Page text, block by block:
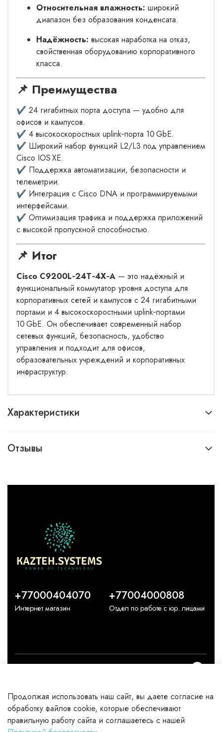
Относительная влажность: широкий
диапазон без образования конденсата.
Надёжность: высокая наработка на отказ,
свойственная оборудованию корпоративного
класса.
📌 Преимущества
✔ 24 гигабитных порта доступа — удобно для
офисов и кампусов.
✔ 4 высокоскоростных uplink‑порта 10 GbE.
✔ Широкий набор функций L2/L3 под управлением
Cisco IOS XE.
✔ Поддержка автоматизации, безопасности и
телеметрии.
✔ Интеграция с Cisco DNA и программируемыми
интерфейсами.
✔ Оптимизация трафика и поддержка приложений
с высокой пропускной способностью.
📌 Итог
Cisco C9200L‑24T‑4X‑A — это надёжный и
функциональный коммутатор уровня доступа для
корпоративных сетей и кампусов с 24 гигабитными
портами и 4 высокоскоростными uplink‑портами
10 GbE. Он обеспечивает современный набор
сетевых функций, безопасность, удобство
управления и подходит для офисов,
образовательных учреждений и корпоративных
инфраструктур.
Характеристики
Отзывы
Каталог
Клиентам
+77000404070
Интернет магазин
+77004000808
Отдел по работе с юр. лицами
Продолжая использовать наш сайт, вы даете согласие на
обработку файлов cookie, которые обеспечивают
правильную работу сайта и соглашаетесь с нашей